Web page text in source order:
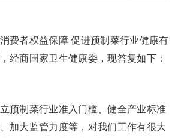
费者权益保障 促进预制菜行业健康有
经商国家卫生健康委，现答复如下：
预制菜行业准入门槛、健全产业标准
加大监管力度等，对我们工作有很大